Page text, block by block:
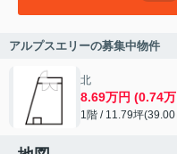
アルプスエリーの募集中物件
北
8.69万円 (0.74
1階 / 11.79坪